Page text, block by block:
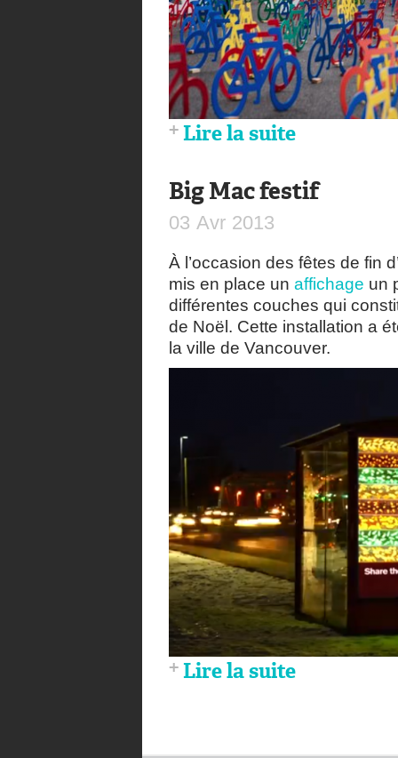
Lire la suite
Big Mac festif
03 Avr 2013
À l’occasion des fêtes de fin
mis en place un affichage un
différentes couches qui
de Noël. Cette installation a
la ville de Vancouver.
Lire la suite